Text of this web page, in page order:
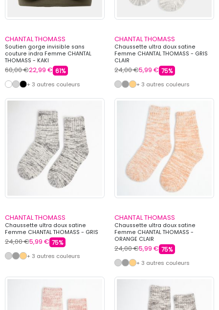
CHANTAL THOMASS
Soutien gorge invisible sans
couture indra Femme CHANTAL
THOMASS - KAKI
60,00 €22,99 € 61%
+ 3 autres couleurs
CHANTAL THOMASS
Chaussette ultra doux satine
Femme CHANTAL THOMASS - GRIS
CLAIR
24,00 €5,99 € 75%
+ 3 autres couleurs
CHANTAL THOMASS
Chaussette ultra doux satine
Femme CHANTAL THOMASS - GRIS
24,00 €5,99 € 75%
+ 3 autres couleurs
CHANTAL THOMASS
Chaussette ultra doux satine
Femme CHANTAL THOMASS -
ORANGE CLAIR
24,00 €5,99 € 75%
+ 3 autres couleurs